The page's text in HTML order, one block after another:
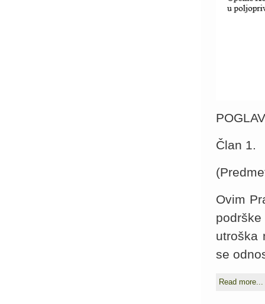
Član 1.
Ovim
utroška
se
Read more...